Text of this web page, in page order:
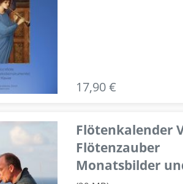
17,90 €
Flötenkalender
Flötenzauber
Monatsbilder